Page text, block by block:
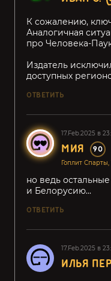
К сожалению,
Аналогичная
про Человека-
Издатель
доступных
ОТВЕТИТЬ
17.Feb.2025 в
МИЯ 90
Гоплит Спарты,
но ведь
и Белорусию...
ОТВЕТИТЬ
17.Feb.2025 в
ИЛЬЯ